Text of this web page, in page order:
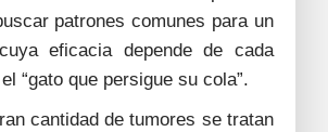
patrones comunes para un
eficacia depende de cada
“gato que persigue su cola”.
cantidad de tumores se tratan